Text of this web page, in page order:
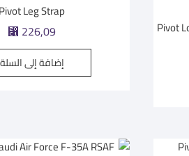
Pivot
Pivot Leg Strap
⃁ 226,09
إضافة إلى السلة